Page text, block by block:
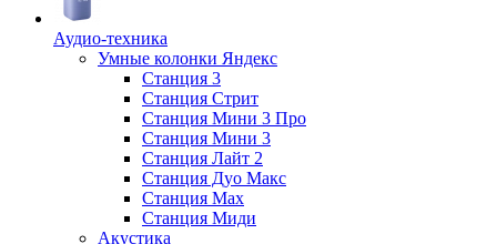
Аудио-техника
Умные колонки Яндекс
Станция 3
Станция Стрит
Станция Мини 3 Про
Станция Мини 3
Станция Лайт 2
Станция Дуо Макс
Станция Max
Станция Миди
Акустика